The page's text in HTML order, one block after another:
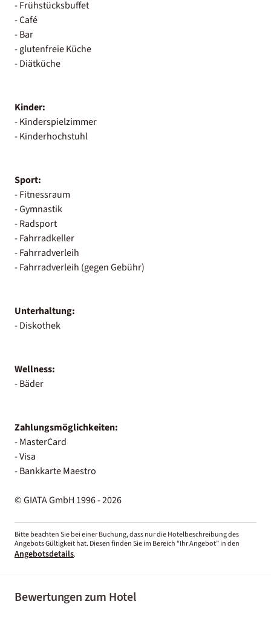
- Frühstücksbuffet
- Café
- Bar
- glutenfreie Küche
- Diätküche
Kinder:
- Kinderspielzimmer
- Kinderhochstuhl
Sport:
- Fitnessraum
- Gymnastik
- Radsport
- Fahrradkeller
- Fahrradverleih
- Fahrradverleih (gegen Gebühr)
Unterhaltung:
- Diskothek
Wellness:
- Bäder
Zahlungsmöglichkeiten:
- MasterCard
- Visa
- Bankkarte Maestro
© GIATA GmbH 1996 - 2026
Bitte beachten Sie bei einer Buchung, dass nur die Hotelbeschreibung des
Angebots Gültigkeit hat. Diesen finden Sie im Bereich “Ihr Angebot” in den
Angebotsdetails.
Bewertungen zum Hotel